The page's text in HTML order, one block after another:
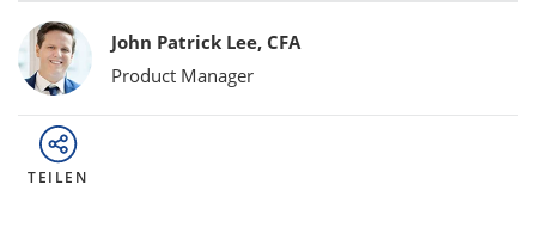
Bylines
John Patrick Lee, CFA
Product Manager
TEILEN